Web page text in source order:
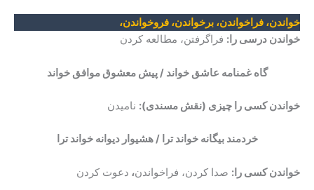
خواندن، فراخواندن، برخواندن، فروخواندن،
خواندن درسی را: فراگرفتن، مطالعه کردن
گاه غمنامه عاشق خواند / پیش معشوق موافق خواند
خواندن کسی را چیزی (نقش مسندی): نامیدن
خردمند بیگانه خواند ترا / هشیوار دیوانه خواند ترا
خواندن کسی را: صدا کردن، فراخواندن، دعوت کردن